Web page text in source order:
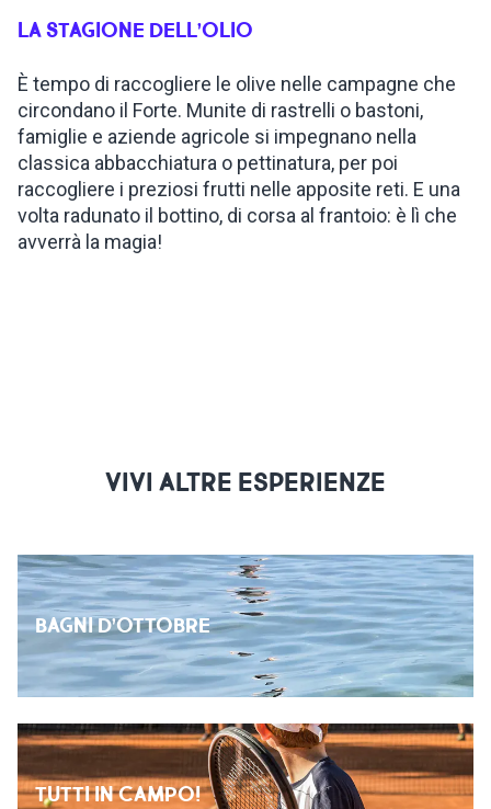
ISPIRAZIONI
WEBCAM
CONTATTI
LA STAGIONE DELL’OLIO
È tempo di raccogliere le olive nelle campagne che
circondano il Forte. Munite di rastrelli o bastoni,
famiglie e aziende agricole si impegnano nella
classica abbacchiatura o pettinatura, per poi
raccogliere i preziosi frutti nelle apposite reti. E una
volta radunato il bottino, di corsa al frantoio: è lì che
avverrà la magia!
VIVI ALTRE ESPERIENZE
BAGNI D’OTTOBRE
TUTTI IN CAMPO!